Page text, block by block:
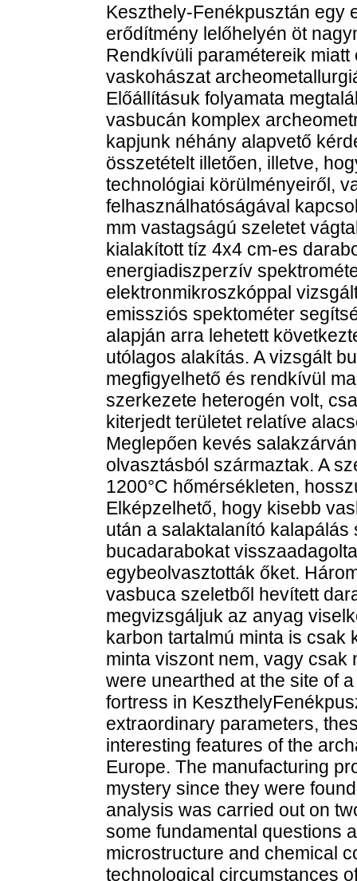
Keszthely-Fenékpusztán egy
erődítmény lelőhelyén öt
Rendkívüli paramétereik
vaskohászat
Előállításuk folyamata
vasbucán komplex
kapjunk néhány alapvető
összetételt illetően, illetve,
technológiai körülményeiről,
felhasználhatóságával
mm vastagságú szeletet
kialakított tíz 4x4 cm-es
energiadiszperzív
elektronmikroszkóppal
emissziós spektométer
alapján arra lehetett
utólagos alakítás. A vizsgált
megfigyelhető és rendkívül
szerkezete heterogén volt,
kiterjedt területet relatíve
Meglepően kevés
olvasztásból származtak. A
1200°C hőmérsékleten,
Elképzelhető, hogy kisebb
után a salaktalanító
bucadarabokat
egybeolvasztották őket.
vasbuca szeletből hevített
megvizsgáljuk az anyag
karbon tartalmú minta is csak
minta viszont nem, vagy csak
were unearthed at the site of
fortress in
extraordinary parameters,
interesting features of the
Europe. The manufacturing
mystery since they were
analysis was carried out on
some fundamental questions
microstructure and chemical
technological circumstances